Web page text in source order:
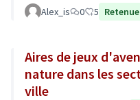
Alex_is 0 5 Retenue
Aires de jeux
nature dans les
ville